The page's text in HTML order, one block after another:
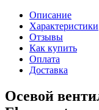
Описание
Характеристики
Отзывы
Как купить
Оплата
Доставка
Осевой